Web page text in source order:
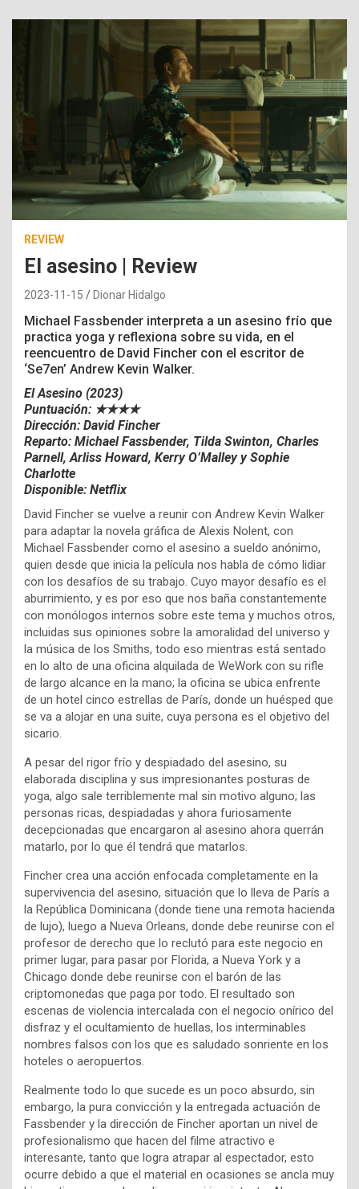
REVIEW
El asesino | Review
2023-11-15 Dionar Hidalgo
Michael Fassbender interpreta a un asesino frío que
practica yoga y reflexiona sobre su vida, en el
reencuentro de David Fincher con el escritor de
‘Se7en’ Andrew Kevin Walker.
El Asesino (2023)
Puntuación: ★★★★
Dirección: David Fincher
Reparto: Michael Fassbender, Tilda Swinton, Charles
Parnell, Arliss Howard, Kerry O’Malley y Sophie
Charlotte
Disponible: Netflix
David Fincher se vuelve a reunir con Andrew Kevin Walker
para adaptar la novela gráfica de Alexis Nolent, con
Michael Fassbender como el asesino a sueldo anónimo,
quien desde que inicia la película nos habla de cómo lidiar
con los desafíos de su trabajo. Cuyo mayor desafío es el
aburrimiento, y es por eso que nos baña constantemente
con monólogos internos sobre este tema y muchos otros,
incluidas sus opiniones sobre la amoralidad del universo y
la música de los Smiths, todo eso mientras está sentado
en lo alto de una oficina alquilada de WeWork con su rifle
de largo alcance en la mano; la oficina se ubica enfrente
de un hotel cinco estrellas de París, donde un huésped que
se va a alojar en una suite, cuya persona es el objetivo del
sicario.
A pesar del rigor frío y despiadado del asesino, su
elaborada disciplina y sus impresionantes posturas de
yoga, algo sale terriblemente mal sin motivo alguno; las
personas ricas, despiadadas y ahora furiosamente
decepcionadas que encargaron al asesino ahora querrán
matarlo, por lo que él tendrá que matarlos.
Fincher crea una acción enfocada completamente en la
supervivencia del asesino, situación que lo lleva de París a
la República Dominicana (donde tiene una remota hacienda
de lujo), luego a Nueva Orleans, donde debe reunirse con el
profesor de derecho que lo reclutó para este negocio en
primer lugar, para pasar por Florida, a Nueva York y a
Chicago donde debe reunirse con el barón de las
criptomonedas que paga por todo. El resultado son
escenas de violencia intercalada con el negocio onírico del
disfraz y el ocultamiento de huellas, los interminables
nombres falsos con los que es saludado sonriente en los
hoteles o aeropuertos.
Realmente todo lo que sucede es un poco absurdo, sin
embargo, la pura convicción y la entregada actuación de
Fassbender y la dirección de Fincher aportan un nivel de
profesionalismo que hacen del filme atractivo e
interesante, tanto que logra atrapar al espectador, esto
ocurre debido a que el material en ocasiones se ancla muy